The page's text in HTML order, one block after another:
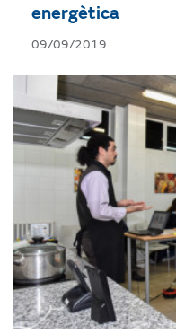
energètica
09/09/2019